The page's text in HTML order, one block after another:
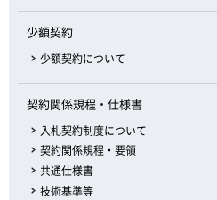
少額契約
少額契約について
契約関係規程・仕様書
入札契約制度について
契約関係規程・要領
共通仕様書
技術基準等